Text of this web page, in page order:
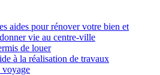
aides pour rénover votre bien et
vie au centre-ville
de louer
à la réalisation de travaux
voyage